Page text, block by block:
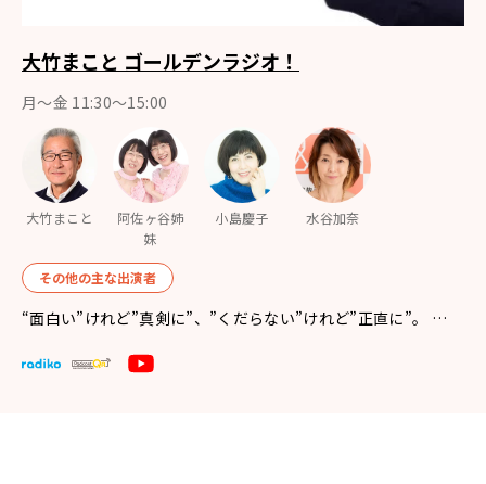
大竹まこと ゴールデンラジオ！
月〜金 11:30～15:00
大竹まこと
阿佐ヶ谷姉
妹
小島慶子 水谷加奈
その他の主な出演者
“面白い”けれど”真剣に”、”くだらない”けれど”正直に”。 …